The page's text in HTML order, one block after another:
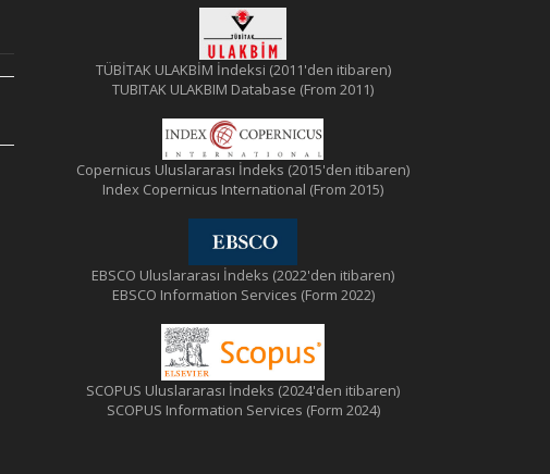
TÜBİTAK ULAKBİM İndeksi (2011'den itibaren)
TUBITAK ULAKBIM Database (From 2011)
Copernicus Uluslararası İndeks (2015'den itibaren)
Index Copernicus International (From 2015)
EBSCO Uluslararası İndeks (2022'den itibaren)
EBSCO Information Services (Form 2022)
SCOPUS Uluslararası İndeks (2024'den itibaren)
SCOPUS Information Services (Form 2024)